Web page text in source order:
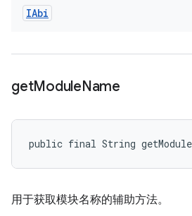
IAbi
getModuleName
public final String
用于获取模块名称的辅助方法。